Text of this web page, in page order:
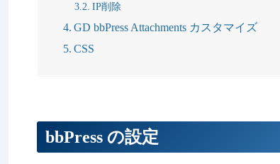
IP削除
GD bbPress Attachments カスタマイズ
CSS
bbPress の設定